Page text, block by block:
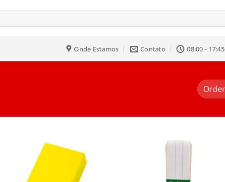
Onde Estamos Contato 08:00 - 17:45
Salvar